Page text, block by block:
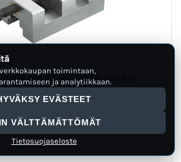
PM 60
93,90 €
Saatavilla
toimintaan,
ja analytiikkaan.
EVÄSTEET
VÄLTTÄMÄTTÖMÄT
Tietosuojaseloste